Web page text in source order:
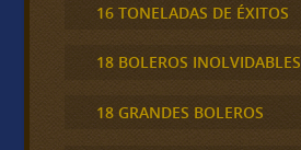
16 TONELADAS DE ÉXITOS
18 BOLEROS INOLVIDABLES
18 GRANDES BOLEROS